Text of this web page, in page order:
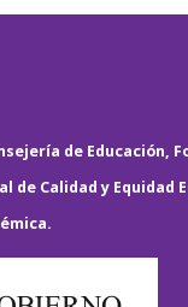
de Educación,
de Calidad y Equidad